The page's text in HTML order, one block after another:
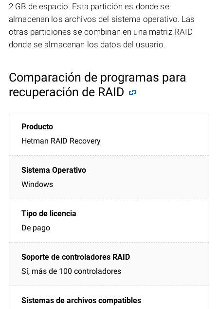
2 GB de espacio. Esta partición es donde se
almacenan los archivos del sistema operativo. Las
otras particiones se combinan en una matriz RAID
donde se almacenan los datos del usuario.
Comparación de programas para
recuperación de RAID
Hetman RAID Recovery
Windows
De pago
Sí, más de 100 controladores